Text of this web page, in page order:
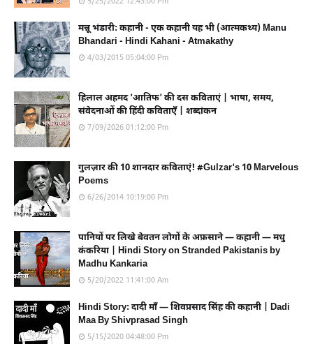
मन्नू भंडारी: कहानी - एक कहानी यह भी (आत्मकथ्य) Manu
Bhandari - Hindi Kahani - Atmakathy
4/03/2015 05:04:00 Pm
हिलाल अहमद 'आतिफ' की दस कविताएं | भाषा, समय,
संवेदनाओं की हिंदी कविताएँ | शब्दांकन
7/09/2026 01:12:00 Pm
गुलज़ार की 10 शानदार कविताएं! #Gulzar's 10 Marvelous
Poems
6/26/2014 10:19:00 Pm
पानियों पर लिखे बेवतन लोगों के अफ़साने — कहानी — मधु
कंकरिया | Hindi Story on Stranded Pakistanis by
Madhu Kankaria
5/20/2022 11:41:00 Am
Hindi Story: दादी माँ — शिवप्रसाद सिंह की कहानी | Dadi
Maa By Shivprasad Singh
5/15/2020 04:48:00 Pm